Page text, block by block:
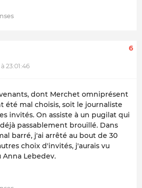
23:01:46
6
dont Merchet omniprésent
été mal choisis, soit le journaliste
invités. On assiste à un pugilat qui
passablement brouillé. Dans
barré, j'ai arrêté au bout de 30
choix d'invités, j'aurais vu
Anna Lebedev.